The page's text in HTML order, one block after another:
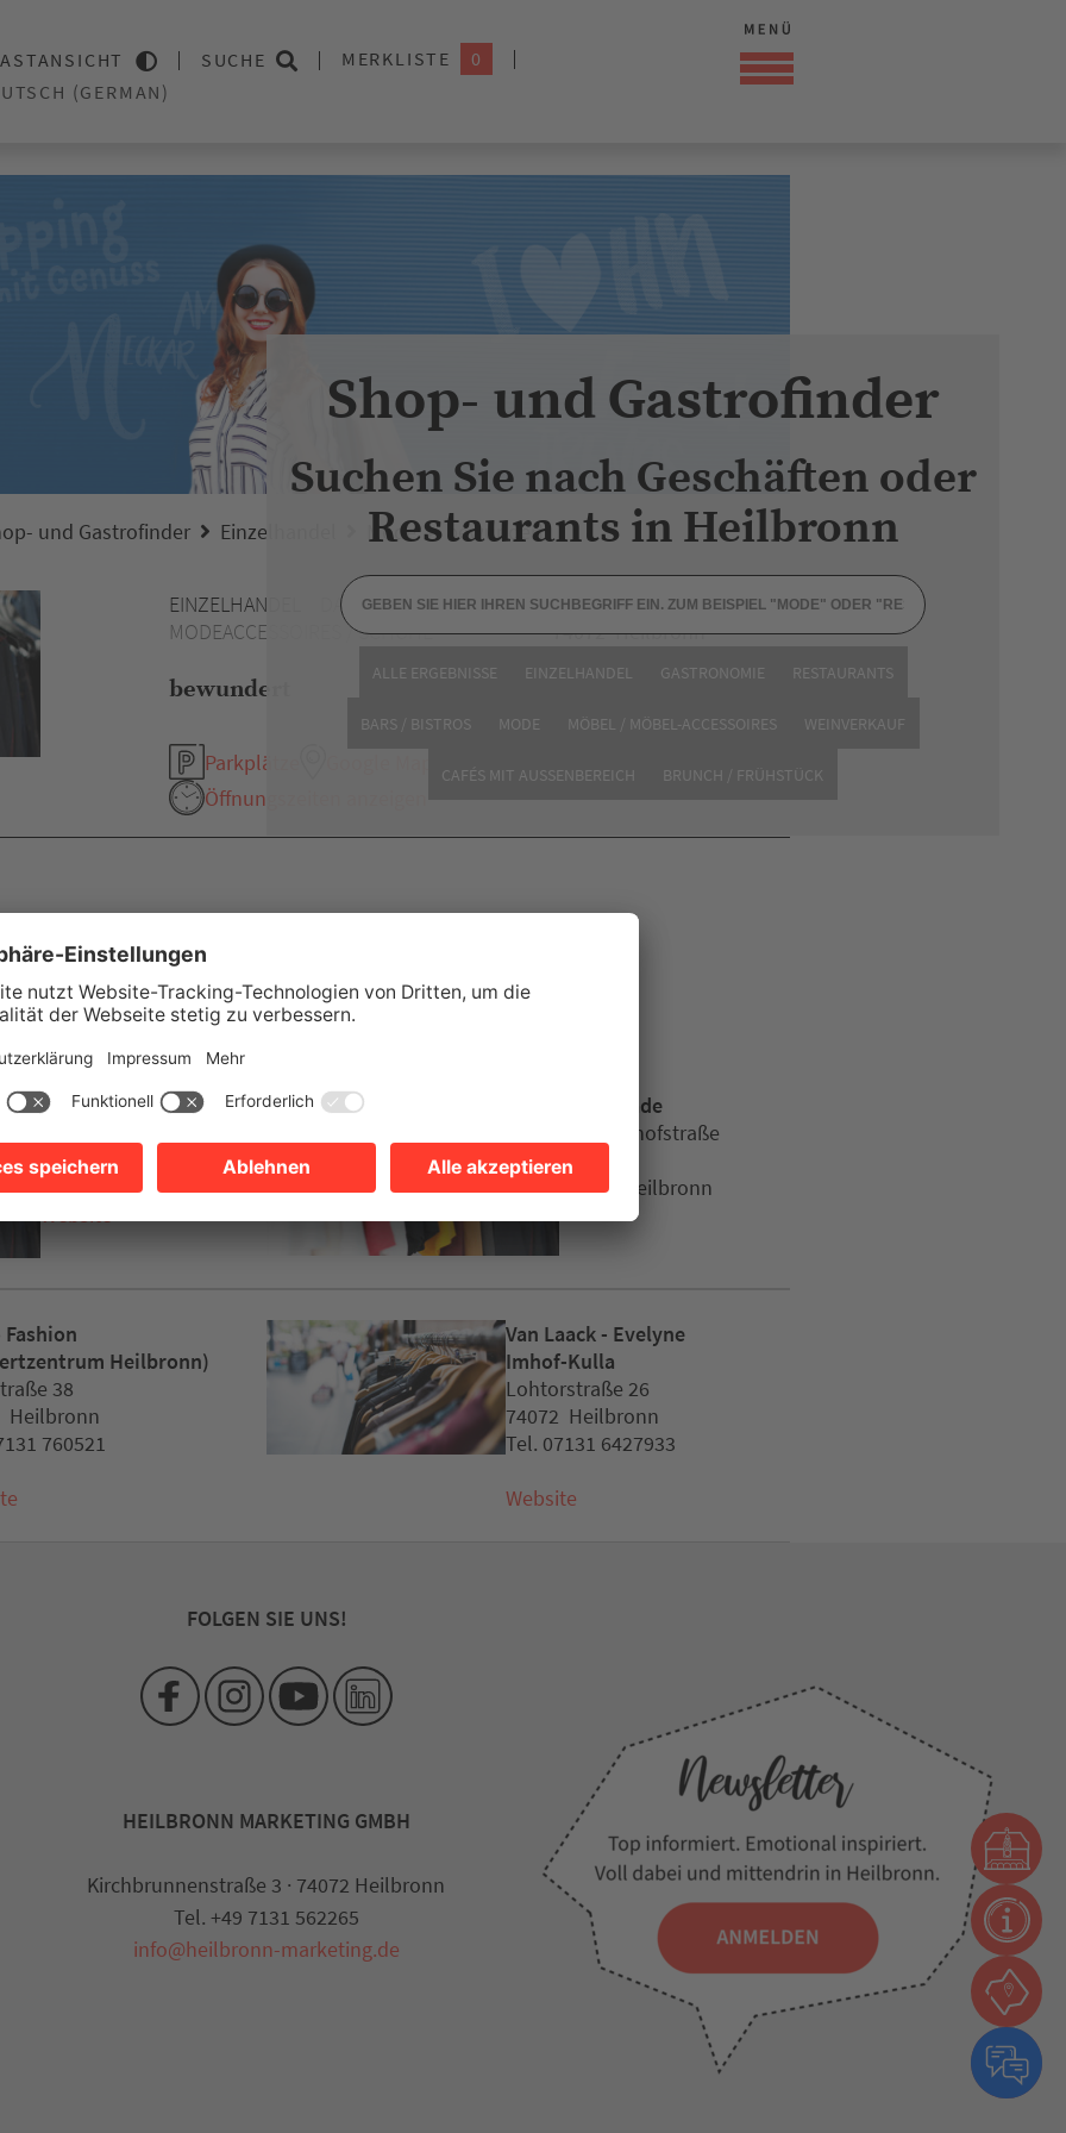
SUCHE MERKLISTE 0
Shop- und Gastrofinder
Suchen Sie nach Geschäften oder
Restaurants in Heilbronn
ALLE ERGEBNISSE EINZELHANDEL GASTRONOMIE RESTAURANTS
BARS / BISTROS MODE MÖBEL / MÖBEL-ACCESSOIRES WEINVERKAUF
CAFÉS MIT AUSSENBEREICH BRUNCH / FRÜHSTÜCK
und Gastrofinder Einzelhandel Mode bewundert
EINZELHANDEL
DAMENMODE /
MODEACCESSOIRES / SCHUHE
bewundert
Parkplätze
Öffnungszeiten anzeigen
Bismarckstraße 6
74072 Heilbronn
Website
Empfehlungen
Corpus Delicti
74080 Heilbronn
Website
Sin-Decade
Deutschhofstraße
19
74072 Heilbronn
Heilbronn)
38
Heilbronn
760521
Van Laack - Evelyne
Imhof-Kulla
Lohtorstraße 26
74072 Heilbronn
Tel. 07131 6427933
Website
FOLGEN SIE UNS!
HEILBRONN MARKETING GMBH
Kirchbrunnenstraße 3 · 74072 Heilbronn
Tel. +49 7131 562265
info@heilbronn-marketing.de